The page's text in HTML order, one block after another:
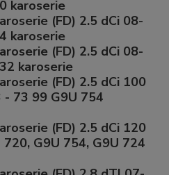
karoserie
(FD) 2.5 dCi 08-
karoserie
(FD) 2.5 dCi 08-
karoserie
(FD) 2.5 dCi 100
- 73 99 G9U 754
(FD) 2.5 dCi 120
G9U 754, G9U 724